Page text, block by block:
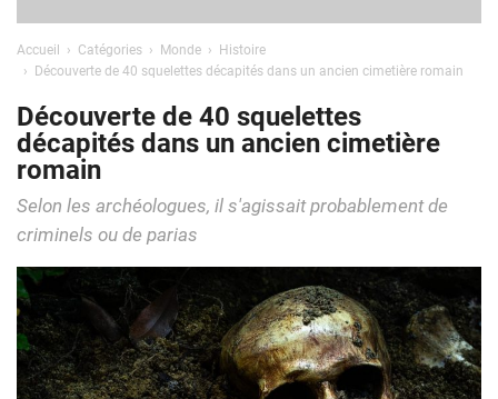
Accueil Catégories Monde
Histoire
Découverte de 40 squelettes décapités dans un ancien cimetière romain
Découverte de 40 squelettes
décapités dans un ancien cimetière
romain
Selon les archéologues, il s'agissait probablement de
criminels ou de parias